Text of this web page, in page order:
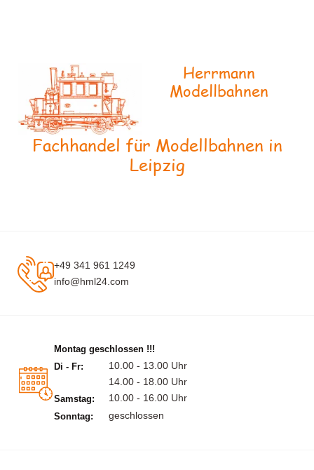
Herrmann
Modellbahnen
Fachhandel für Modellbahnen in
Leipzig
+49 341 961 1249
info@hml24.com
Montag geschlossen !!!
Di - Fr:
10.00 - 13.00 Uhr
14.00 - 18.00 Uhr
Samstag: 10.00 - 16.00 Uhr
Sonntag: geschlossen